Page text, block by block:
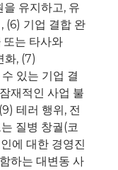
유지하고, 유
(6) 기업 결합 완
또는 타사와
화, (7)
있는 기업 결
재적인 사업 불
테러 행위, 전
질병 창궐(코
에 대한 경영진
하는 대변동 사